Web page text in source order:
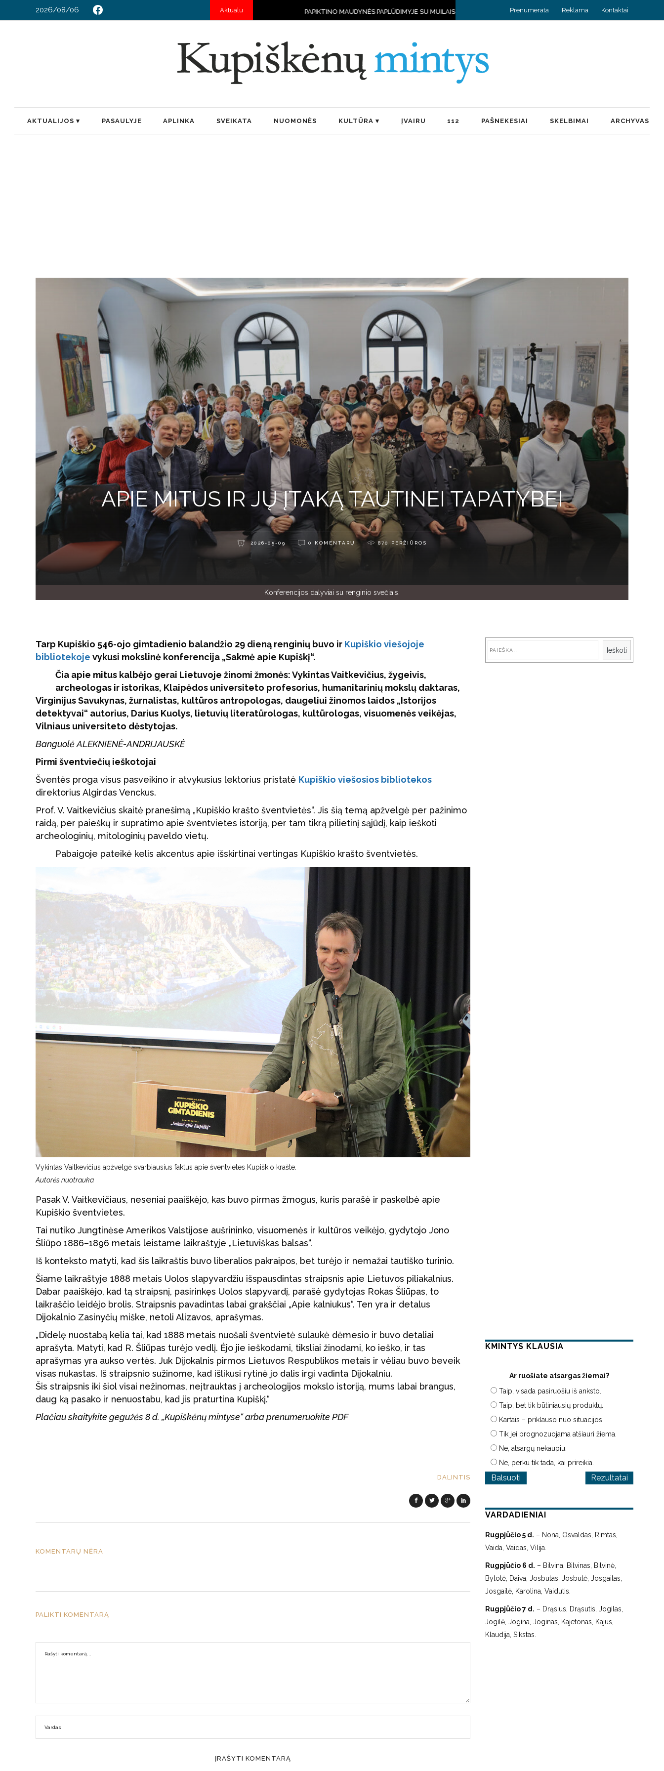
2026/08/06 AktualuPAPIKTINO MAUDYNĖS PAPLŪDIMYJE SU MUILAIS RUGPJŪČIO 5 D. HOROSKOPAS: SPRENDIMUS VERTA PRADĖTI NUO MAŽO ŽINGSNIO
Prenumerata Reklama Kontaktai
AKTUALIJOS PASAULYJE APLINKA SVEIKATA NUOMONĖS KULTŪRA ĮVAIRU 112 PAŠNEKESIAI SKELBIMAI ARCHYVAS
APIE MITUS IR JŲ ĮTAKĄ TAUTINEI TAPATYBEI
2026-05-09 0 KOMENTARŲ 870 PERŽIŪROS
Konferencijos dalyviai su renginio svečiais.
Tarp Kupiškio 546-ojo gimtadienio balandžio 29 dieną renginių buvo ir Kupiškio viešojoje
bibliotekoje vykusi mokslinė konferencija „Sakmė apie Kupiškį“.
Čia apie mitus kalbėjo gerai Lietuvoje žinomi žmonės: Vykintas Vaitkevičius, žygeivis,
archeologas ir istorikas, Klaipėdos universiteto profesorius, humanitarinių mokslų daktaras,
Virginijus Savukynas, žurnalistas, kultūros antropologas, daugeliui žinomos laidos „Istorijos
detektyvai“ autorius, Darius Kuolys, lietuvių literatūrologas, kultūrologas, visuomenės veikėjas,
Vilniaus universiteto dėstytojas.
Banguolė ALEKNIENĖ-ANDRIJAUSKĖ
Pirmi šventviečių ieškotojai
Šventės proga visus pasveikino ir atvykusius lektorius pristatė Kupiškio viešosios bibliotekos
direktorius Algirdas Venckus.
Prof. V. Vaitkevičius skaitė pranešimą „Kupiškio krašto šventvietės“. Jis šią temą apžvelgė per pažinimo
raidą, per paieškų ir supratimo apie šventvietes istoriją, per tam tikrą pilietinį sąjūdį, kaip ieškoti
archeologinių, mitologinių paveldo vietų.
Pabaigoje pateikė kelis akcentus apie išskirtinai vertingas Kupiškio krašto šventvietės.
Vykintas Vaitkevičius apžvelgė svarbiausius faktus apie šventvietes Kupiškio krašte.
Autorės nuotrauka
Pasak V. Vaitkevičiaus, neseniai paaiškėjo, kas buvo pirmas žmogus, kuris parašė ir paskelbė apie
Kupiškio šventvietes.
Tai nutiko Jungtinėse Amerikos Valstijose aušrininko, visuomenės ir kultūros veikėjo, gydytojo Jono
Šliūpo 1886–1896 metais leistame laikraštyje „Lietuviškas balsas“.
Iš konteksto matyti, kad šis laikraštis buvo liberalios pakraipos, bet turėjo ir nemažai tautiško turinio.
Šiame laikraštyje 1888 metais Uolos slapyvardžiu išspausdintas straipsnis apie Lietuvos piliakalnius.
Dabar paaiškėjo, kad tą straipsnį, pasirinkęs Uolos slapyvardį, parašė gydytojas Rokas Šliūpas, to
laikraščio leidėjo brolis. Straipsnis pavadintas labai grakščiai „Apie kalniukus“. Ten yra ir detalus
Dijokalnio Zasinyčių miške, netoli Alizavos, aprašymas.
„Didelę nuostabą kelia tai, kad 1888 metais nuošali šventvietė sulaukė dėmesio ir buvo detaliai
aprašyta. Matyti, kad R. Šliūpas turėjo vedlį. Ėjo jie ieškodami, tiksliai žinodami, ko ieško, ir tas
aprašymas yra aukso vertės. Juk Dijokalnis pirmos Lietuvos Respublikos metais ir vėliau buvo beveik
visas nukastas. Iš straipsnio sužinome, kad išlikusi rytinė jo dalis irgi vadinta Dijokalniu.
Šis straipsnis iki šiol visai nežinomas, neįtrauktas į archeologijos mokslo istoriją, mums labai brangus,
daug ką pasako ir nenuostabu, kad jis praturtina Kupiškį.“
Plačiau skaitykite gegužės 8 d. „Kupiškėnų mintyse“ arba prenumeruokite PDF
DALINTIS
KOMENTARŲ NĖRA
PALIKTI KOMENTARĄ
Ieškoti
KMINTYS KLAUSIA
Ar ruošiate atsargas žiemai?
Taip, visada pasiruošiu iš anksto.
Taip, bet tik būtiniausių produktų.
Kartais – priklauso nuo situacijos.
Tik jei prognozuojama atšiauri žiema.
Ne, atsargų nekaupiu.
Ne, perku tik tada, kai prireikia.
Rezultatai
VARDADIENIAI
Rugpjūčio 5 d. – Nona, Osvaldas, Rimtas,
Vaida, Vaidas, Vilija.
Rugpjūčio 6 d. – Bilvina, Bilvinas, Bilvinė,
Bylotė, Daiva, Josbutas, Josbutė, Josgailas,
Josgailė, Karolina, Vaidutis.
Rugpjūčio 7 d. – Drąsius, Drąsutis, Jogilas,
Jogilė, Jogina, Joginas, Kajetonas, Kajus,
Klaudija, Sikstas.